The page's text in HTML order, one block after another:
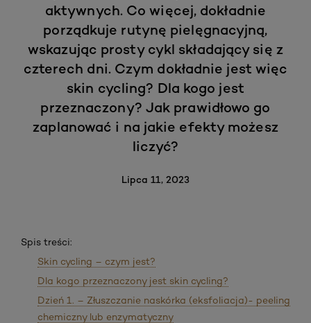
aktywnych. Co więcej, dokładnie
porządkuje rutynę pielęgnacyjną,
wskazując prosty cykl składający się z
czterech dni. Czym dokładnie jest więc
skin cycling? Dla kogo jest
przeznaczony? Jak prawidłowo go
zaplanować i na jakie efekty możesz
liczyć?
Lipca 11, 2023
Spis treści:
Skin cycling – czym jest?
Dla kogo przeznaczony jest skin cycling?
Dzień 1. – Złuszczanie naskórka (eksfoliacja)- peeling
chemiczny lub enzymatyczny